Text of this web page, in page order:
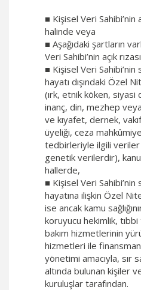
■ Kişisel Veri Sahibi’nin
halinde veya
■ Aşağıdaki şartların
Veri Sahibi’nin açık
■ Kişisel Veri Sahibi’nin
hayatı dışındaki Özel
(ırk, etnik köken, siyasi
inanç, din, mezhep
ve kıyafet, dernek,
üyeliği, ceza
tedbirleriyle ilgili
genetik verilerdir),
hallerde,
■ Kişisel Veri Sahibi’nin
hayatına ilişkin Özel
ise ancak kamu
koruyucu hekimlik,
bakım hizmetlerinin
hizmetleri ile
yönetimi amacıyla, sır
altında bulunan kişiler
kuruluşlar tarafından.